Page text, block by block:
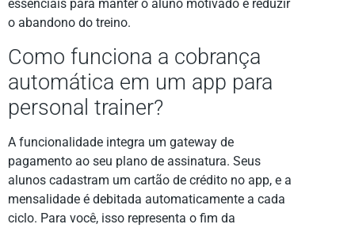
essenciais para manter o aluno motivado e reduzir
o abandono do treino.
Como funciona a cobrança
automática em um app para
personal trainer?
A funcionalidade integra um gateway de
pagamento ao seu plano de assinatura. Seus
alunos cadastram um cartão de crédito no app, e a
mensalidade é debitada automaticamente a cada
ciclo. Para você, isso representa o fim da